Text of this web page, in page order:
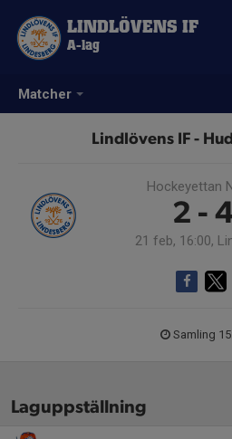
Matcher
LINDLÖVENS IF
A-lag
Lindlövens IF -
Hockeyettan
2 -
21 feb, 16:00,
Samling
Laguppställning